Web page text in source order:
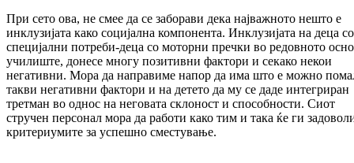
При сето ова, не смее да се заборави дека најважното нешто е
инклузијата како социјална компонента. Инклузијата на деца со
специјални потреби-деца со моторни пречки во редовното
училиште, донесе многу позитивни фактори и секако некои
негативни. Мора да направиме напор да има што е можно
такви негативни фактори и на детето да му се даде интегриран
третман во однос на неговата склоност и способности. Сиот
стручен персонал мора да работи како тим и така ќе ги
критериумите за успешно сместување.